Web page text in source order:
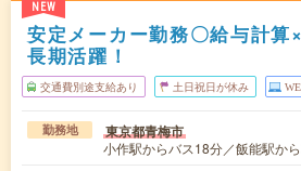
NEW
安定メーカー勤務〇給与計算
長期活躍！
交通費別途支給あり 土日祝日が休み
勤務地 東京都青梅市
小作駅からバス18分／飯能駅か